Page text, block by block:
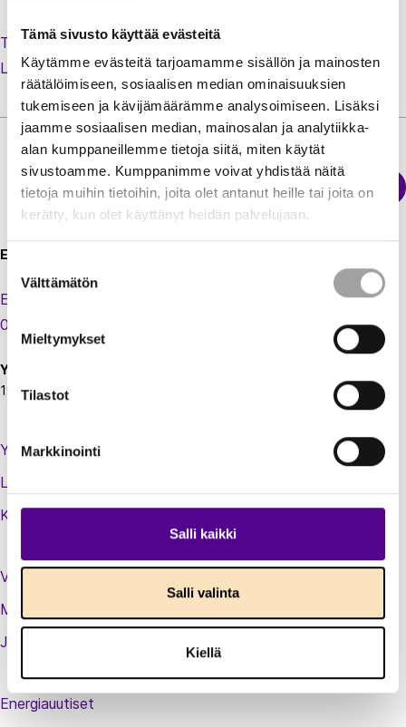
Tämä sivusto käyttää evästeitä
Käytämme evästeitä tarjoamamme sisällön ja mainosten
räätälöimiseen, sosiaalisen median ominaisuuksien
tukemiseen ja kävijämäärämme analysoimiseen. Lisäksi
jaamme sosiaalisen median, mainosalan ja analytiikka-
alan kumppaneillemme tietoja siitä, miten käytät
sivustoamme. Kumppanimme voivat yhdistää näitä
tietoja muihin tietoihin, joita olet antanut heille tai joita on
kerätty, kun olet käyttänyt heidän palvelujaan.
Suostumuksen
valinta
Välttämätön
Mieltymykset
Tilastot
Markkinointi
Salli kaikki
Salli valinta
Kiellä
Tilaa uusi salasana unohtuneen tilalle
Luo käyttäjätili jäsenextraan
Energiateollisuus
Sähkökatkokartta
Energiateollisuus ry
Eteläranta 10,
00130 Helsinki
Y-tunnus:
1924697-5
Yhteystiedot
Laskutustiedot
Kirjaudu sisään jäsenextraan
Vastuullisuusteot
Medialle
Jäsenluettelo
Energiauutiset